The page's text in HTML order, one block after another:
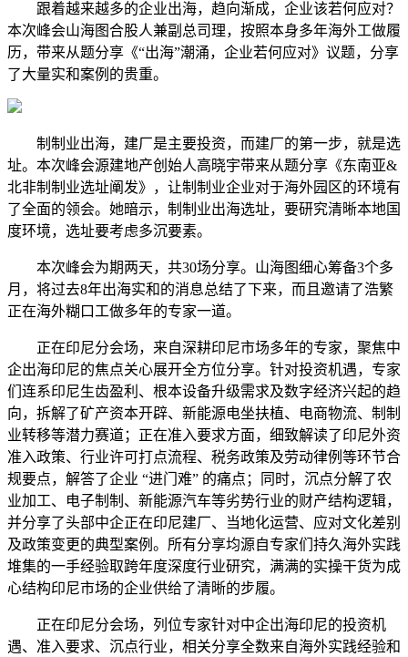
跟着越来越多的企业出海，趋向渐成，企业该若何应对？
本次峰会山海图合股人兼副总司理，按照本身多年海外工做履
历，带来从题分享《“出海”潮涌，企业若何应对》议题，分享
了大量实和案例的贵重。
制制业出海，建厂是主要投资，而建厂的第一步，就是选
址。本次峰会源建地产创始人高晓宇带来从题分享《东南亚&
北非制制业选址阐发》，让制制业企业对于海外园区的环境有
了全面的领会。她暗示，制制业出海选址，要研究清晰本地国
度环境，选址要考虑多沉要素。
本次峰会为期两天，共30场分享。山海图细心筹备3个多
月，将过去8年出海实和的消息总结了下来，而且邀请了浩繁
正在海外糊口工做多年的专家一道。
正在印尼分会场，来自深耕印尼市场多年的专家，聚焦中
企出海印尼的焦点关心展开全方位分享。针对投资机遇，专家
们连系印尼生齿盈利、根本设备升级需求及数字经济兴起的趋
向，拆解了矿产资本开辟、新能源电坐扶植、电商物流、制制
业转移等潜力赛道；正在准入要求方面，细致解读了印尼外资
准入政策、行业许可打点流程、税务政策及劳动律例等环节合
规要点，解答了企业 “进门难” 的痛点；同时，沉点分解了农
业加工、电子制制、新能源汽车等劣势行业的财产结构逻辑，
并分享了头部中企正在印尼建厂、当地化运营、应对文化差别
及政策变更的典型案例。所有分享均源自专家们持久海外实践
堆集的一手经验取跨年度深度行业研究，满满的实操干货为成
心结构印尼市场的企业供给了清晰的步履。
正在印尼分会场，列位专家针对中企出海印尼的投资机
遇、准入要求、沉点行业，相关分享全数来自海外实践经验和